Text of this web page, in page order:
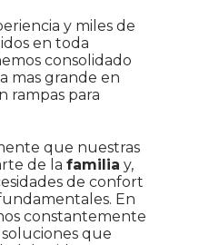
y miles de
en toda
consolidado
mas grande en
rampas para
que nuestras
de la familia y,
de confort
En
constantemente
que